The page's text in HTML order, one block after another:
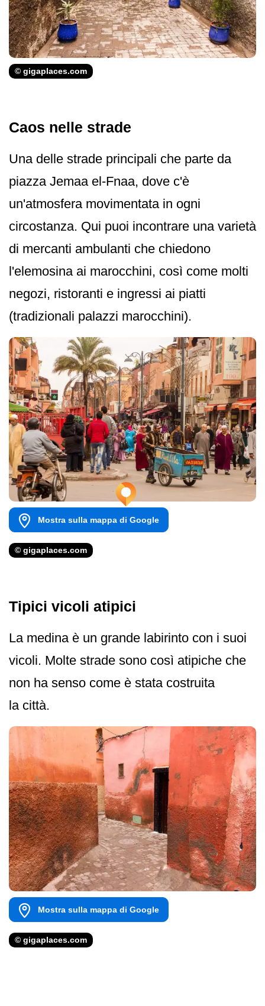
© gigaplaces.com
Caos nelle strade
Una delle strade principali che parte da
piazza Jemaa el-Fnaa, dove c'è
un'atmosfera movimentata in ogni
circostanza. Qui puoi incontrare una varietà
di mercanti ambulanti che chiedono
l'elemosina ai marocchini, così come molti
negozi, ristoranti e ingressi ai piatti
(tradizionali palazzi marocchini).
Mostra sulla mappa di Google
© gigaplaces.com
Tipici vicoli atipici
La medina è un grande labirinto con i suoi
vicoli. Molte strade sono così atipiche che
non ha senso come è stata costruita
la città.
Mostra sulla mappa di Google
© gigaplaces.com